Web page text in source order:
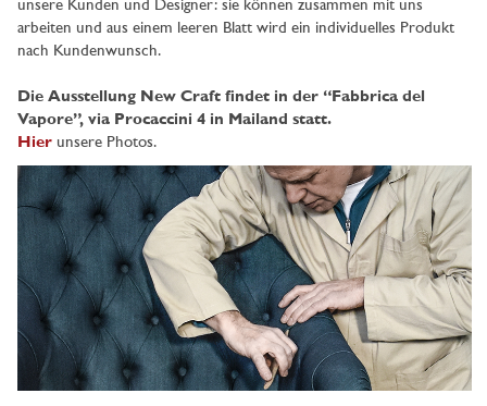
unsere Kunden und Designer: sie können zusammen mit uns
arbeiten und aus einem leeren Blatt wird ein individuelles Produkt
nach Kundenwunsch.
Die Ausstellung New Craft findet in der “Fabbrica del
Vapore”, via Procaccini 4 in Mailand statt.
Hier unsere Photos.